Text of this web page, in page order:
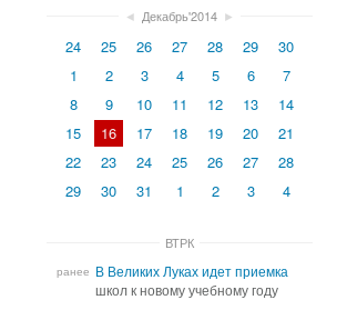
◄ Декабрь'2014 ►
24 25 26 27 28 29
30
1
2 3 4 5 6
7
8
9 10 11 12 13
14
15
16 17 18 19 20
21
22
23 24 25 26 27
28
29
30 31 1 2 3 4
ВТРК
ранее В Великих Луках идет приемка
школ к новому учебному году
В Великих Луках идет приемка
школ к новому учебному году